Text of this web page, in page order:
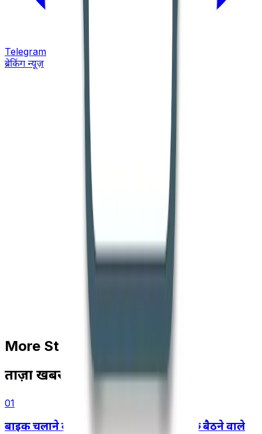
Telegram
ब्रेकिंग न्यूज़
More Stories
ताज़ा खबरें
01
बाइक चलाने वाले की लापरवाही के कारण पीछे बैठने वाले